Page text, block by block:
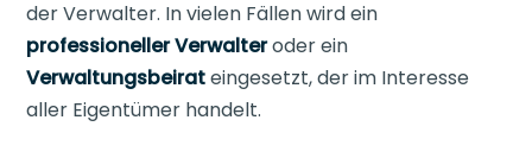
der Verwalter. In vielen Fällen wird ein
professioneller Verwalteroder ein
Verwaltungsbeirateingesetzt, der im Interesse
aller Eigentümer handelt.